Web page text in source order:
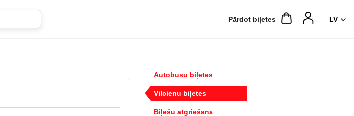
Pārdot biļetes
Autobusu biļetes
Vilcienu biļetes
Biļešu atgriešana